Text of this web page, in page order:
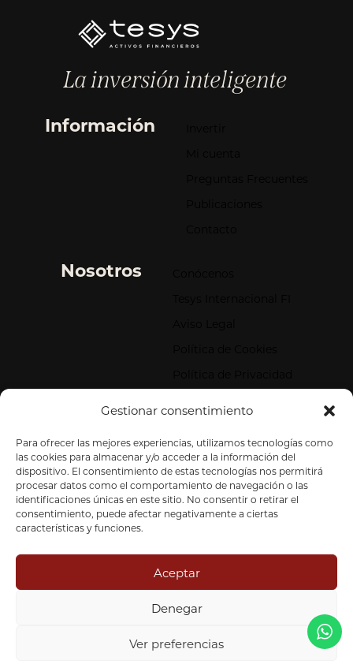
Gestionar consentimiento
Para ofrecer las mejores experiencias, utilizamos tecnologías como
las cookies para almacenar y/o acceder a la información del
dispositivo. El consentimiento de estas tecnologías nos permitirá
procesar datos como el comportamiento de navegación o las
identificaciones únicas en este sitio. No consentir o retirar el
consentimiento, puede afectar negativamente a ciertas
características y funciones.
Aceptar
Denegar
Ver preferencias
La inversión inteligente
Información
Nosotros
Contacta
+34 919 601 960
info@tesysaf.com
Paseo de Sagasta 32-38
Esc. 2, 1º A 50006 Zaragoza
Atención al inversor
Canal de Denuncias
Tesys Activos Financieros SGIIC SL|Registro CNMV
#296